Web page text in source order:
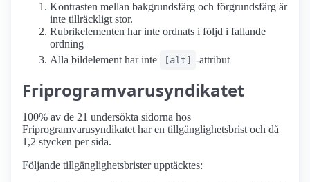
Kontrasten mellan bakgrundsfärg och förgrundsfärg är
inte tillräckligt stor.
Rubrikelementen har inte ordnats i följd i fallande
ordning
Alla bildelement har inte
[alt] -attribut
Friprogramvarusyndikatet
100% av de 21 undersökta sidorna hos
Friprogramvarusyndikatet har en tillgänglighetsbrist och då
1,2 stycken per sida.
Följande tillgänglighetsbrister upptäcktes: